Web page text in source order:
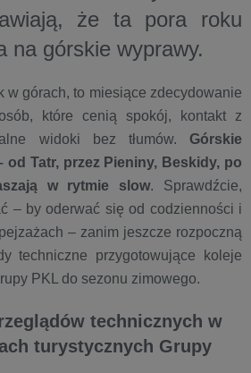
że ta pora roku
na górskie wyprawy.
w górach, to miesiące zdecydowanie
które cenią spokój, kontakt z
widoki bez tłumów. Górskie
Tatr, przez Pieniny, Beskidy, po
w rytmie slow. Sprawdźcie,
– by oderwać się od codzienności i
– zanim jeszcze rozpoczną
techniczne przygotowujące koleje
PKL do sezonu zimowego.
technicznych w
turystycznych Grupy